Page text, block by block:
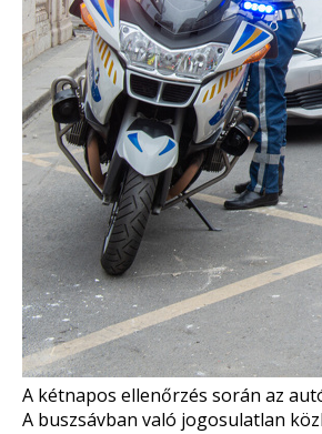
A kétnapos ellenőrzés során az
A buszsávban való jogosulatlan